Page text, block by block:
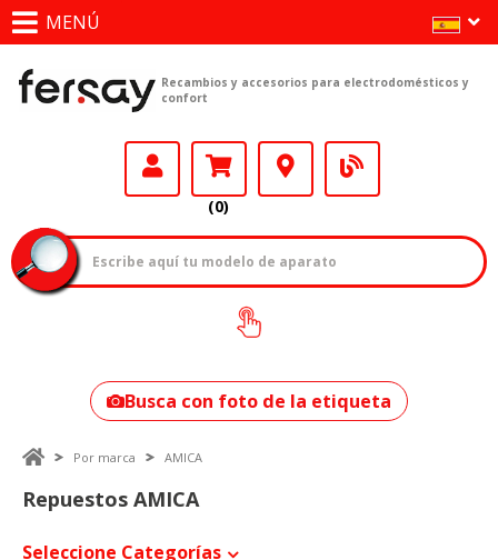
MENÚ
Recambios y accesorios para electrodomésticos y
confort
(0)
¿Cómo encontrar
tu modelo?
Busca con foto de la etiqueta
Por marca AMICA
Repuestos AMICA
Seleccione Categorías